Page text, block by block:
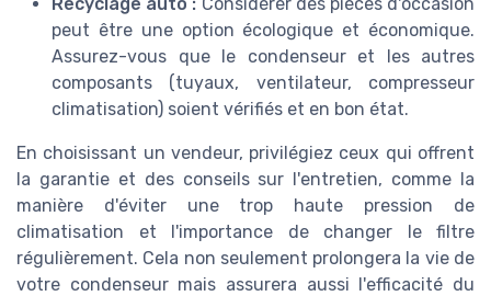
peut être une option écologique et économique.
Assurez-vous que le condenseur et les autres
composants (tuyaux, ventilateur, compresseur
climatisation) soient vérifiés et en bon état.
En choisissant un vendeur, privilégiez ceux qui offrent
la garantie et des conseils sur l'entretien, comme la
manière d'éviter une trop haute pression de
climatisation et l'importance de changer le filtre
régulièrement. Cela non seulement prolongera la vie de
votre condenseur mais assurera aussi l'efficacité du